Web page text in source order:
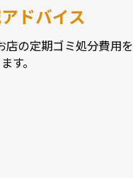
ドバイス
店の定期ゴミ処分費用を
す。